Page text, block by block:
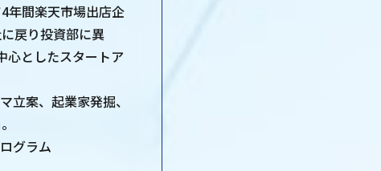
年間楽天市場出店企
戻り投資部に異
心としたスタートア
立案、起業家発掘、
グラム